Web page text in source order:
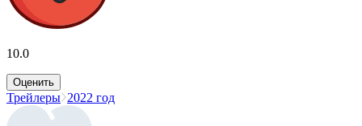
10.0
Оценить
Трейлеры 2022 год